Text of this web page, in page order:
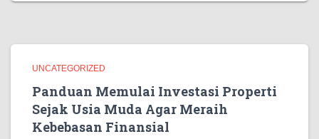
UNCATEGORIZED
Panduan Memulai Investasi Properti
Sejak Usia Muda Agar Meraih
Kebebasan Finansial